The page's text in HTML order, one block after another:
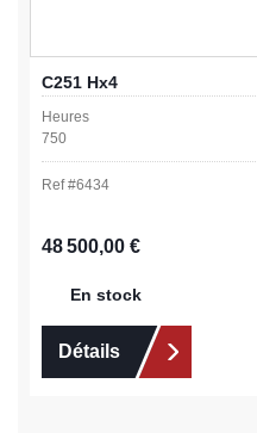
C251 Hx4
Heures
750
Ref #6434
Prix régulier :
48 500,00 €
En stock
Détails